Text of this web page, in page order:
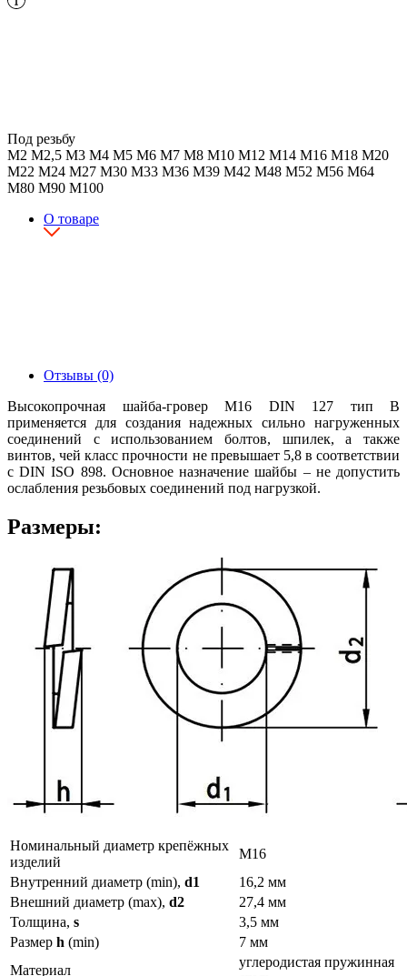
Под резьбу
М2 М2,5 М3 М4 М5 М6 М7 М8 М10 М12 М14 М16 М18 М20
М22 М24 М27 М30 М33 М36 М39 М42 М48 М52 М56 М64
М80 М90 М100
О товаре
Отзывы (0)
Высокопрочная шайба-гровер М16 DIN 127 тип B
применяется для создания надежных сильно нагруженных
соединений с использованием болтов, шпилек, а также
винтов, чей класс прочности не превышает 5,8 в соответствии
с DIN ISO 898. Основное назначение шайбы – не допустить
ослабления резьбовых соединений под нагрузкой.
Размеры:
Номинальный диаметр крепёжных
изделий
М16
Внутренний диаметр (min), d1
16,2 мм
Внешний диаметр (max), d2
27,4 мм
Толщина, s
3,5 мм
Размер h (min)
7 мм
Материал
углеродистая пружинная